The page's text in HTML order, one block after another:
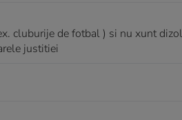
cluburije de fotbal ) si nu xunt
justitiei